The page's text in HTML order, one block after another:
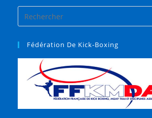
Fédération De Kick-Boxing